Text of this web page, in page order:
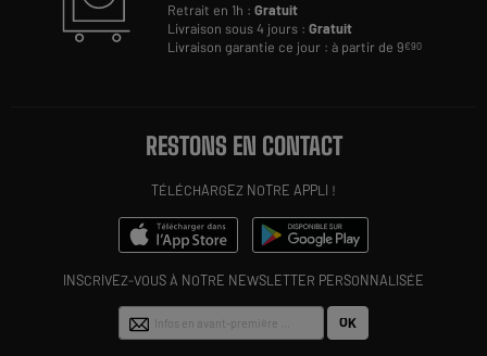
Retrait en 1h :Gratuit
Livraison sous 4 jours :Gratuit
Livraison garantie ce jour : à partir de 9€90
RESTONS EN CONTACT
TÉLÉCHARGEZ NOTRE APPLI !
INSCRIVEZ-VOUS À NOTRE NEWSLETTER PERSONNALISÉE
OK